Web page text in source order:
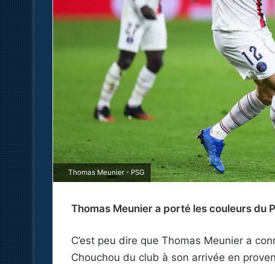
Thomas Meunier - PSG
Thomas Meunier a porté les couleurs du
C’est peu dire que Thomas Meunier a
Chouchou du club à son arrivée en